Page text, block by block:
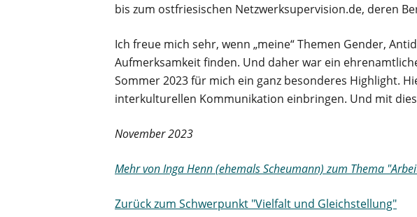
bis zum ostfriesischen Netzwerksupervision.de, deren
Ich freue mich sehr, wenn „meine“ Themen Gender,
Aufmerksamkeit finden. Und daher war ein
Sommer 2023 für mich ein ganz besonderes Highlight.
interkulturellen Kommunikation einbringen. Und mit
November 2023
Mehr von Inga Henn (ehemals Scheumann) zum Thema
Zurück zum Schwerpunkt "Vielfalt und Gleichstellung"